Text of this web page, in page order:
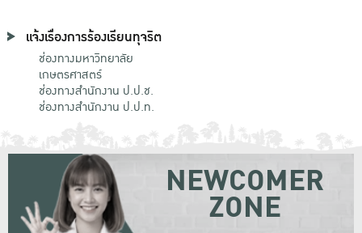
แจ้งเรื่องการร้องเรียนทุจริต
ช่องทางมหาวิทยาลัย
เกษตรศาสตร์
ช่องทางสำนักงาน ป.ป.ช.
ช่องทางสำนักงาน ป.ป.ท.
NEWCOMER
ZONE